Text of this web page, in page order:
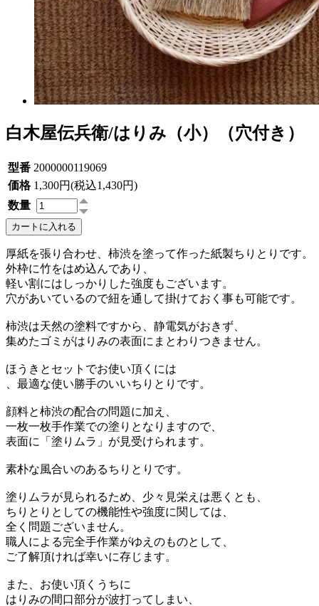
白木屋伝兵衛/はりみ（小）（穴付き）
型番 2000000119069
価格 1,300円(税込1,430円)
数量
カートに入れる
厚紙を張り合わせ、柿渋を塗って作った紙製ちりとりです。
外枠に竹をはめ込んであり、
軽い割にはしっかりした強度もございます。
穴があいているので紐を通して掛けておく事も可能です。
柿渋は天然の塗料ですから、静電気がおきず、
集めたゴミがはりみの表面にまとわりつきません。
ほうきとセットでお使い頂くには
、最適な使い勝手のいいちりとりです。
顔料と柿渋の配合の問題に加え、
一枚一枚手作業での塗りとなりますので、
表面に「塗りムラ」が見受けられます。
素朴な風合いのあるちりとりです。
塗りムラが見られるため、少々見栄えは悪くとも、
ちりとりとしての機能性や強度に関しては、
全く問題ございません。
職人による完全手作業がゆえのものとして、
ご了解頂ければ幸いに存じます。
また、お使い頂くうちに
はりみの間口部分が波打ってしまい、